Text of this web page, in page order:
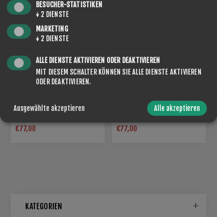
POWDER 471 NF FLUOR
€77,00
POWDER 475 NF FLUOR
FREE MEDIUM 15
€77,00
KATEGORIEN
BESUCHER-STATISTIKEN
↓ 2 DIENSTE
MARKETING
↓ 2 DIENSTE
ALLE DIENSTE AKTIVIEREN ODER DEAKTIVIEREN
MIT DIESEM SCHALTER KÖNNEN SIE ALLE DIENSTE AKTIVIEREN
ODER DEAKTIVIEREN.
Ausgewählte akzeptieren Alle akzeptieren